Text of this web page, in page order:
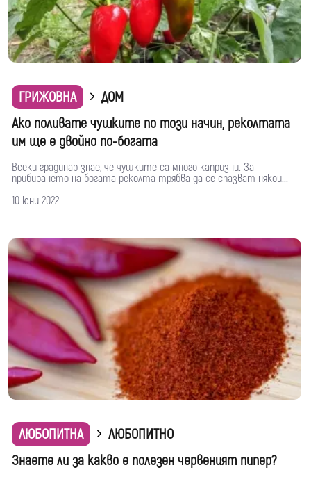
ГРИЖОВНА
ДОМ
Ако поливате чушките по този начин, реколтата
им ще е двойно по-богата
Всеки градинар знае, че чушките са много капризни. За
прибирането на богата реколта трябва да се спазват някои...
10 юни 2022
ЛЮБОПИТНА
ЛЮБОПИТНО
Знаете ли за какво е полезен червеният пипер?